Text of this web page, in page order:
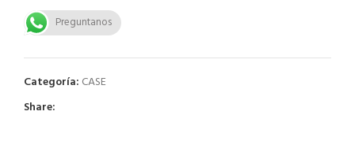
Preguntanos
Categoría: CASE
Share: